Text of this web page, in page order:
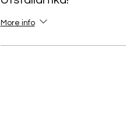
More info